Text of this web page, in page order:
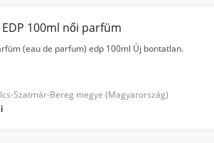
100ml női parfüm
(eau de parfum) edp 100ml Új bontatlan.
Szatmár-Bereg megye (Magyarország)